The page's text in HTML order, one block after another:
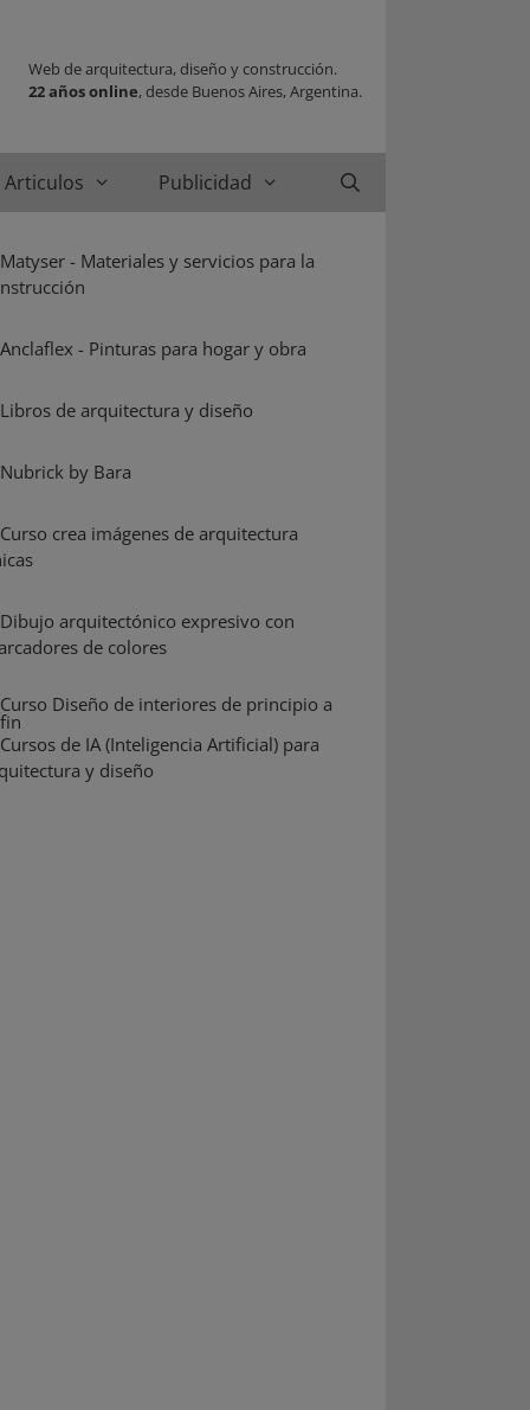
Web de arquitectura, diseño y construcción.
22 años online, desde Buenos Aires, Argentina.
Articulos Publicidad